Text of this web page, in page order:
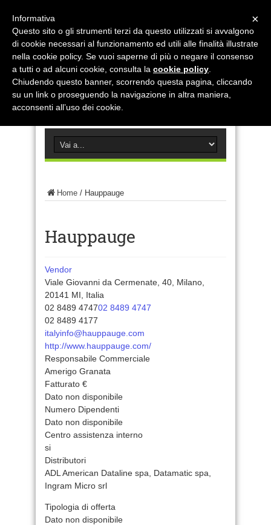
Home / Hauppauge
Hauppauge
Vendor
Viale Giovanni da Cermenate, 40, Milano,
20141 MI, Italia
02 8489 474702 8489 4747
02 8489 4177
italyinfo@hauppauge.com
http://www.hauppauge.com/
Responsabile Commerciale
Amerigo Granata
Fatturato €
Dato non disponibile
Numero Dipendenti
Dato non disponibile
Centro assistenza interno
si
Distributori
ADL American Dataline spa, Datamatic spa,
Ingram Micro srl
Tipologia di offerta
Dato non disponibile
×
Informativa
Questo sito o gli strumenti terzi da questo utilizzati si avvalgono
di cookie necessari al funzionamento ed utili alle finalità illustrate
nella cookie policy. Se vuoi saperne di più o negare il consenso
a tutti o ad alcuni cookie, consulta la cookie policy
Chiudendo questo banner, scorrendo questa pagina, cliccando
su un link o proseguendo la navigazione in altra maniera,
acconsenti all’uso dei cookie.